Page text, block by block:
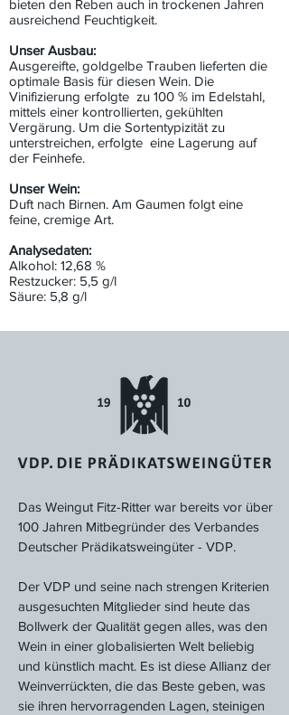
bieten den Reben auch in trockenen Jahren
ausreichend Feuchtigkeit.
Unser Ausbau:
Ausgereifte, goldgelbe Trauben lieferten die
optimale Basis für diesen Wein. Die
Vinifizierung erfolgte zu 100 % im Edelstahl,
mittels einer kontrollierten, gekühlten
Vergärung. Um die Sortentypizität zu
unterstreichen, erfolgte eine Lagerung auf
der Feinhefe.
Unser Wein:
Duft nach Birnen. Am Gaumen folgt eine
feine, cremige Art.
Analysedaten:
Alkohol: 12,68 %
Restzucker: 5,5 g/l
Säure: 5,8 g/l
Das Weingut Fitz-Ritter war bereits vor über
100 Jahren Mitbegründer des Verbandes
Deutscher Prädikatsweingüter - VDP.
Der VDP und seine nach strengen Kriterien
ausgesuchten Mitglieder sind heute das
Bollwerk der Qualität gegen alles, was den
Wein in einer globalisierten Welt beliebig
und künstlich macht. Es ist diese Allianz der
Weinverrückten, die das Beste geben, was
sie ihren hervorragenden Lagen, steinigen